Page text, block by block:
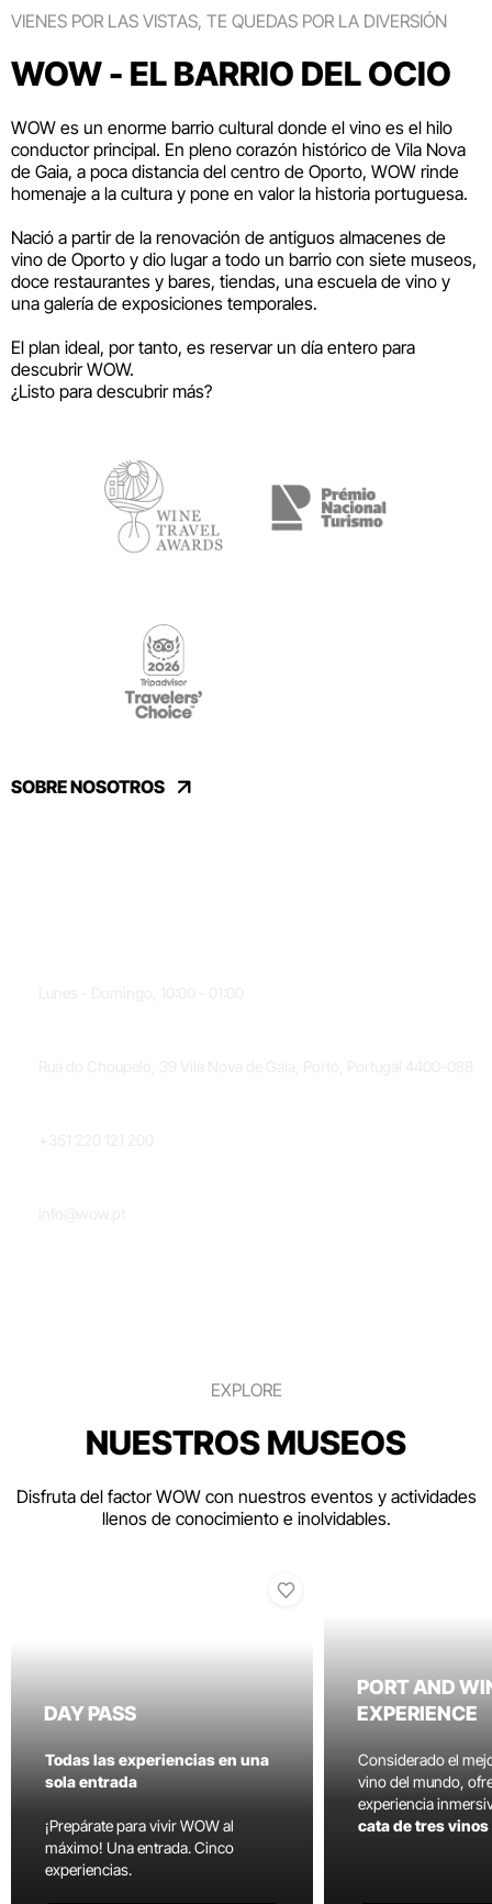
VIENES POR LAS VISTAS, TE QUEDAS POR LA DIVERSIÓN
WOW - EL BARRIO DEL OCIO
WOW es un enorme barrio cultural donde el vino es el hilo
conductor principal. En pleno corazón histórico de Vila Nova
de Gaia, a poca distancia del centro de Oporto, WOW rinde
homenaje a la cultura y pone en valor la historia portuguesa.
Nació a partir de la renovación de antiguos almacenes de
vino de Oporto y dio lugar a todo un barrio con siete museos,
doce restaurantes y bares, tiendas, una escuela de vino y
una galería de exposiciones temporales.
El plan ideal, por tanto, es reservar un día entero para
descubrir WOW.
¿Listo para descubrir más?
SOBRE NOSOTROS
EXPLORE
NUESTROS MUSEOS
Disfruta del factor WOW con nuestros eventos y actividades
llenos de conocimiento e inolvidables.
DAY PASS
Todas las experiencias en una
sola entrada
¡Prepárate para vivir WOW al
máximo! Una entrada. Cinco
experiencias.
PORT AND
EXPERIENCE
Considerado el
vino del mundo,
experiencia
cata de tres